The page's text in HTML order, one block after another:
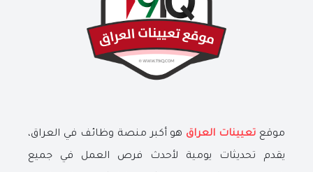
موقع تعيينات العراق هو أكبر منصة وظائف في العراق،
يقدم تحديثات يومية لأحدث فرص العمل في جميع